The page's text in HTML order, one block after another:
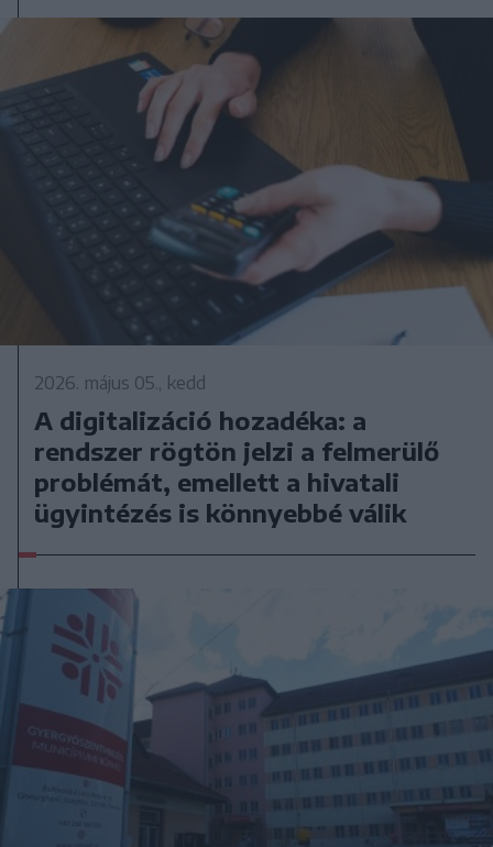
2026. május 05., kedd
A digitalizáció hozadéka: a
rendszer rögtön jelzi a felmerülő
problémát, emellett a hivatali
ügyintézés is könnyebbé válik